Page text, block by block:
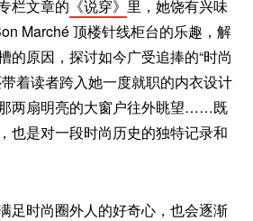
栏文章的 《说穿》 里，她饶有兴味
Marché 顶楼针线柜台的乐趣，解
的原因，探讨如今广受追捧的“时尚
着读者跨入她一度就职的内衣设计
两扇明亮的大窗户往外眺望……既
也是对一段时尚历史的独特记录和
足时尚圈外人的好奇心，也会逐渐